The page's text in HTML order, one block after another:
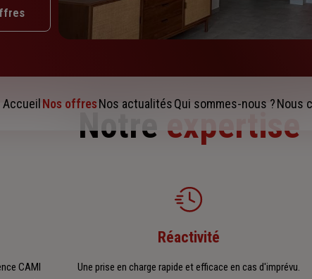
Accueil Nos offresNos actualitésQui sommes-nous ?Nous
Notre expertise
CAMI
Réactivité
Une prise en charge rapide et efficace en cas d'imprévu.